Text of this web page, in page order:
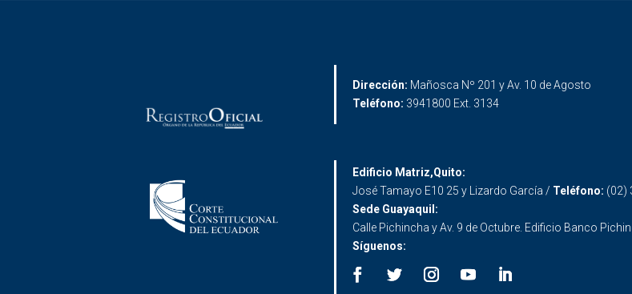
Dirección: Mañosca Nº 201 y Av. 10 de Agosto
Teléfono: 3941800 Ext. 3134
Edificio Matriz,Quito:
José Tamayo E10 25 y Lizardo García / Teléfono: (02)
Sede Guayaquil:
Calle Pichincha y Av. 9 de Octubre. Edificio Banco
Síguenos: